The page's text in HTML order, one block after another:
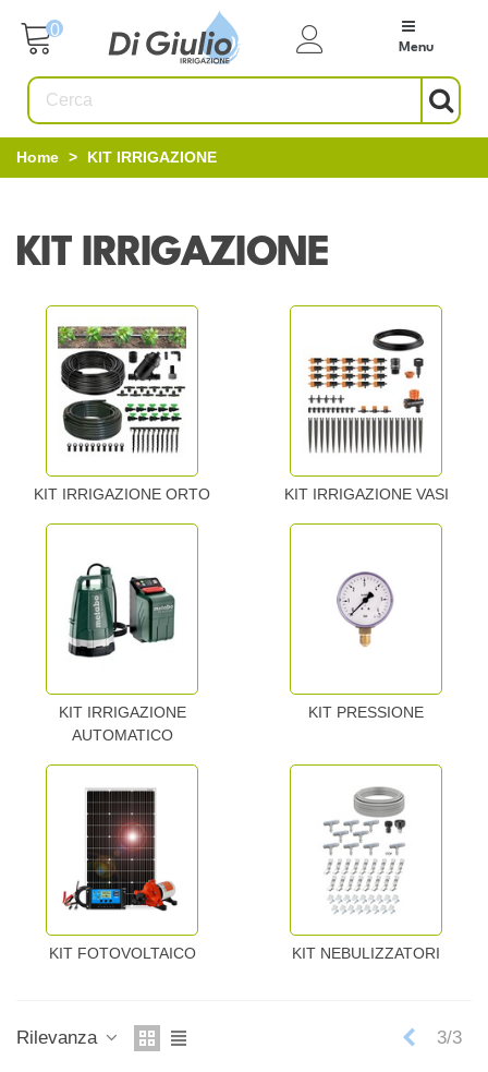
0
Menu
Home > KIT IRRIGAZIONE
KIT IRRIGAZIONE
KIT IRRIGAZIONE ORTO KIT IRRIGAZIONE VASI
KIT IRRIGAZIONE
AUTOMATICO
KIT PRESSIONE
KIT FOTOVOLTAICO KIT NEBULIZZATORI
Rilevanza 3/3